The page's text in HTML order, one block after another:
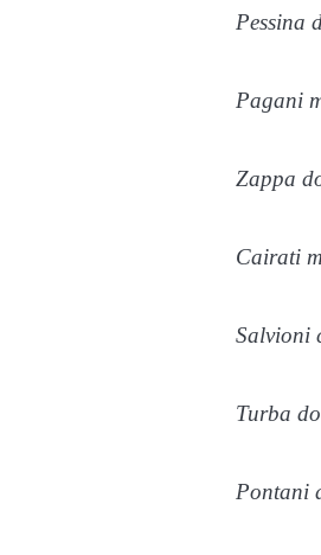
Pessina
Pagani
Zappa
Cairati
Salvioni
Turba
Pontani